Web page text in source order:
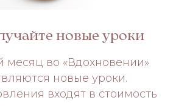
новые уроки
месяц во «Вдохновении»
новые уроки.
входят в стоимость